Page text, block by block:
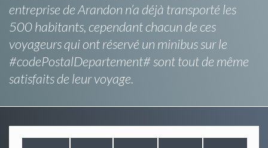
entreprise de Arandon n’a déjà transporté les
500 habitants, cependant chacun de ces
voyageurs qui ont réservé un minibus sur le
#codePostalDepartement# sont tout de même
satisfaits de leur voyage.